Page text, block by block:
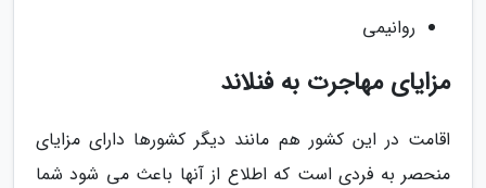
روانیمی
مزایای مهاجرت به فنلاند
اقامت در این کشور هم مانند دیگر کشورها دارای مزایای
منحصر به فردی است که اطلاع از آنها باعث می شود شما